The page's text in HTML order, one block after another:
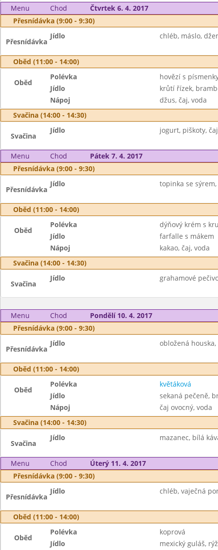
Menu Chod
Čtvrtek 6. 4. 2017
Přesnídávka (9:00 - 9:30)
Přesnídávka
Jídlo chléb, máslo,
Oběd (11:00 - 14:00)
Oběd
Polévka
hovězí s
Jídlo
krůtí řízek,
Nápoj
džus, čaj, voda
Svačina (14:00 - 14:30)
Svačina
Jídlo jogurt, piškoty, čaj
Menu Chod
Pátek 7. 4. 2017
Přesnídávka (9:00 - 9:30)
Přesnídávka
Jídlo topinka se
Oběd (11:00 - 14:00)
Oběd
Polévka
dýňový krém s
Jídlo
farfalle s mákem
Nápoj
kakao, čaj, voda
Svačina (14:00 - 14:30)
Svačina
Jídlo grahamové
Menu Chod
Pondělí 10. 4. 2017
Přesnídávka (9:00 - 9:30)
Přesnídávka
Jídlo obložená
Oběd (11:00 - 14:00)
Oběd
Polévka
květáková
Jídlo
sekaná pečeně,
Nápoj
čaj ovocný, voda
Svačina (14:00 - 14:30)
Svačina
Jídlo mazanec, bílá
Menu Chod
Úterý 11. 4. 2017
Přesnídávka (9:00 - 9:30)
Přesnídávka
Jídlo chléb, vaječná
Oběd (11:00 - 14:00)
Oběd
Polévka
koprová
Jídlo
mexický guláš,